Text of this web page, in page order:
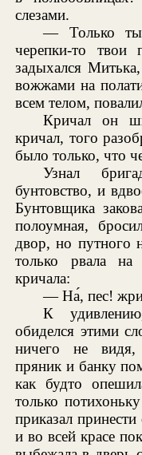
слезами.
— Только ты
черепки-то
задыхался
вожжами на
всем телом,
Кричал он
кричал, того
было только, что
Узнал
бунтовство, и
Бунтовщика
полоумная,
двор, но путного
только рвала на
кричала:
— На́, пес!
К
обиделся этими
ничего не видя,
пряник и банку
как будто
только
приказал
и во всей красе